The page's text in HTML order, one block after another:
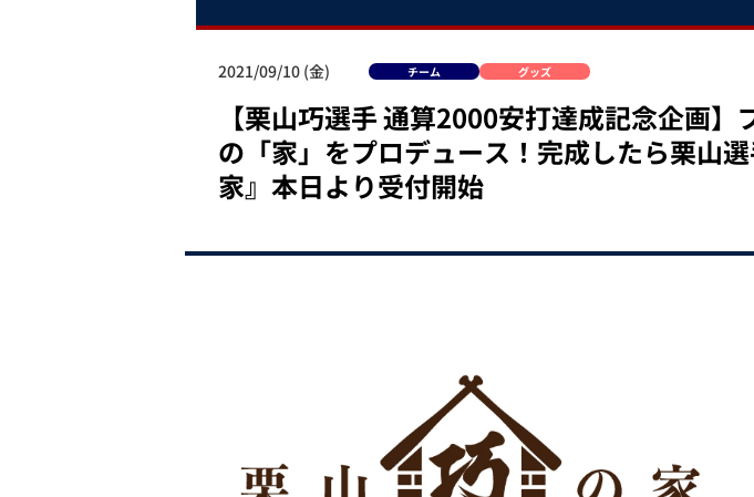
2021/09/10 (金) チーム グッズ
【栗山巧選手 通算2000安打達成記念企画
の「家」をプロデュース！完成したら栗山
家』本日より受付開始